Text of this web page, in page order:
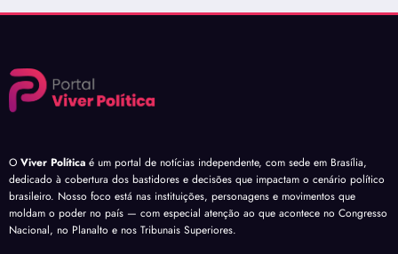
O Viver Política é um portal de notícias independente, com sede em Brasília,
dedicado à cobertura dos bastidores e decisões que impactam o cenário político
brasileiro. Nosso foco está nas instituições, personagens e movimentos que
moldam o poder no país — com especial atenção ao que acontece no Congresso
Nacional, no Planalto e nos Tribunais Superiores.